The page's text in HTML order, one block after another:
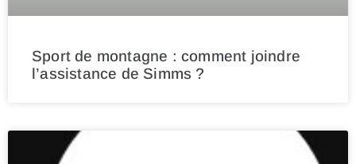
Sport de montagne : comment joindre
l’assistance de Simms ?